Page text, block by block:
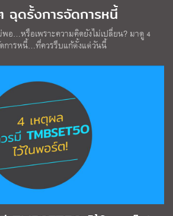
ฉุดรั้งการจัดการหนี้
พอ…หรือเพราะความคิดยังไม่เปลี่ยน? มาดู 4
การหนี้…ที่ควรรีบแก้ตั้งแต่วันนี้